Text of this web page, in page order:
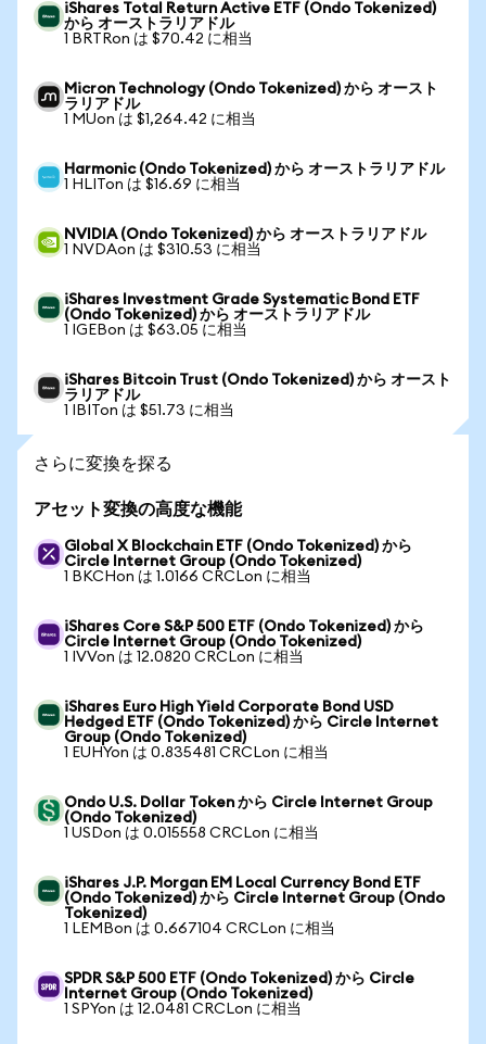
iShares Total Return Active ETF (Ondo Tokenized)
から オーストラリアドル
1 BRTRon は $70.42 に相当
Micron Technology (Ondo Tokenized) から オースト
ラリアドル
1 MUon は $1,264.42 に相当
Harmonic (Ondo Tokenized) から オーストラリアドル
1 HLITon は $16.69 に相当
NVIDIA (Ondo Tokenized) から オーストラリアドル
1 NVDAon は $310.53 に相当
iShares Investment Grade Systematic Bond ETF
(Ondo Tokenized) から オーストラリアドル
1 IGEBon は $63.05 に相当
iShares Bitcoin Trust (Ondo Tokenized) から オースト
ラリアドル
1 IBITon は $51.73 に相当
さらに変換を探る
アセット変換の高度な機能
Global X Blockchain ETF (Ondo Tokenized) から
Circle Internet Group (Ondo Tokenized)
1 BKCHon は 1.0166 CRCLon に相当
iShares Core S&P 500 ETF (Ondo Tokenized) から
Circle Internet Group (Ondo Tokenized)
1 IVVon は 12.0820 CRCLon に相当
iShares Euro High Yield Corporate Bond USD
Hedged ETF (Ondo Tokenized) から Circle Internet
Group (Ondo Tokenized)
1 EUHYon は 0.835481 CRCLon に相当
Ondo U.S. Dollar Token から Circle Internet Group
(Ondo Tokenized)
1 USDon は 0.015558 CRCLon に相当
iShares J.P. Morgan EM Local Currency Bond ETF
(Ondo Tokenized) から Circle Internet Group (Ondo
Tokenized)
1 LEMBon は 0.667104 CRCLon に相当
SPDR S&P 500 ETF (Ondo Tokenized) から Circle
Internet Group (Ondo Tokenized)
1 SPYon は 12.0481 CRCLon に相当